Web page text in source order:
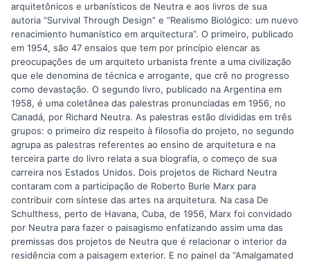
arquitetônicos e urbanísticos de Neutra e aos livros de sua
autoria “Survival Through Design” e “Realismo Biológico: um nuevo
renacimiento humanístico em arquitectura”. O primeiro, publicado
em 1954, são 47 ensaios que tem por princípio elencar as
preocupações de um arquiteto urbanista frente a uma civilização
que ele denomina de técnica e arrogante, que crê no progresso
como devastação. O segundo livro, publicado na Argentina em
1958, é uma coletânea das palestras pronunciadas em 1956, no
Canadá, por Richard Neutra. As palestras estão divididas em três
grupos: o primeiro diz respeito à filosofia do projeto, no segundo
agrupa as palestras referentes ao ensino de arquitetura e na
terceira parte do livro relata a sua biografia, o começo de sua
carreira nos Estados Unidos. Dois projetos de Richard Neutra
contaram com a participação de Roberto Burle Marx para
contribuir com síntese das artes na arquitetura. Na casa De
Schulthess, perto de Havana, Cuba, de 1956, Marx foi convidado
por Neutra para fazer o paisagismo enfatizando assim uma das
premissas dos projetos de Neutra que é relacionar o interior da
residência com a paisagem exterior. E no painel da “Amalgamated